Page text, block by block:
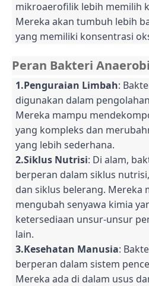
mikroaerofilik lebih memilih
Mereka akan tumbuh lebih
yang memiliki konsentrasi
Peran Bakteri
1.Penguraian Limbah:
digunakan dalam
Mereka mampu
yang kompleks dan
yang lebih sederhana.
2.Siklus Nutrisi: Di alam,
berperan dalam siklus
dan siklus belerang. Mereka
mengubah senyawa kimia
ketersediaan unsur-unsur
lain.
3.Kesehatan Manusia:
berperan dalam sistem
Mereka ada di dalam usus